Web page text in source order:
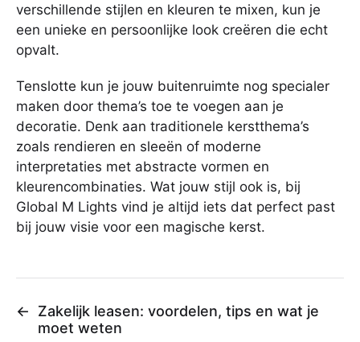
verschillende stijlen en kleuren te mixen, kun je
een unieke en persoonlijke look creëren die echt
opvalt.
Tenslotte kun je jouw buitenruimte nog specialer
maken door thema’s toe te voegen aan je
decoratie. Denk aan traditionele kerstthema’s
zoals rendieren en sleeën of moderne
interpretaties met abstracte vormen en
kleurencombinaties. Wat jouw stijl ook is, bij
Global M Lights vind je altijd iets dat perfect past
bij jouw visie voor een magische kerst.
←
Zakelijk leasen: voordelen, tips en wat je
moet weten